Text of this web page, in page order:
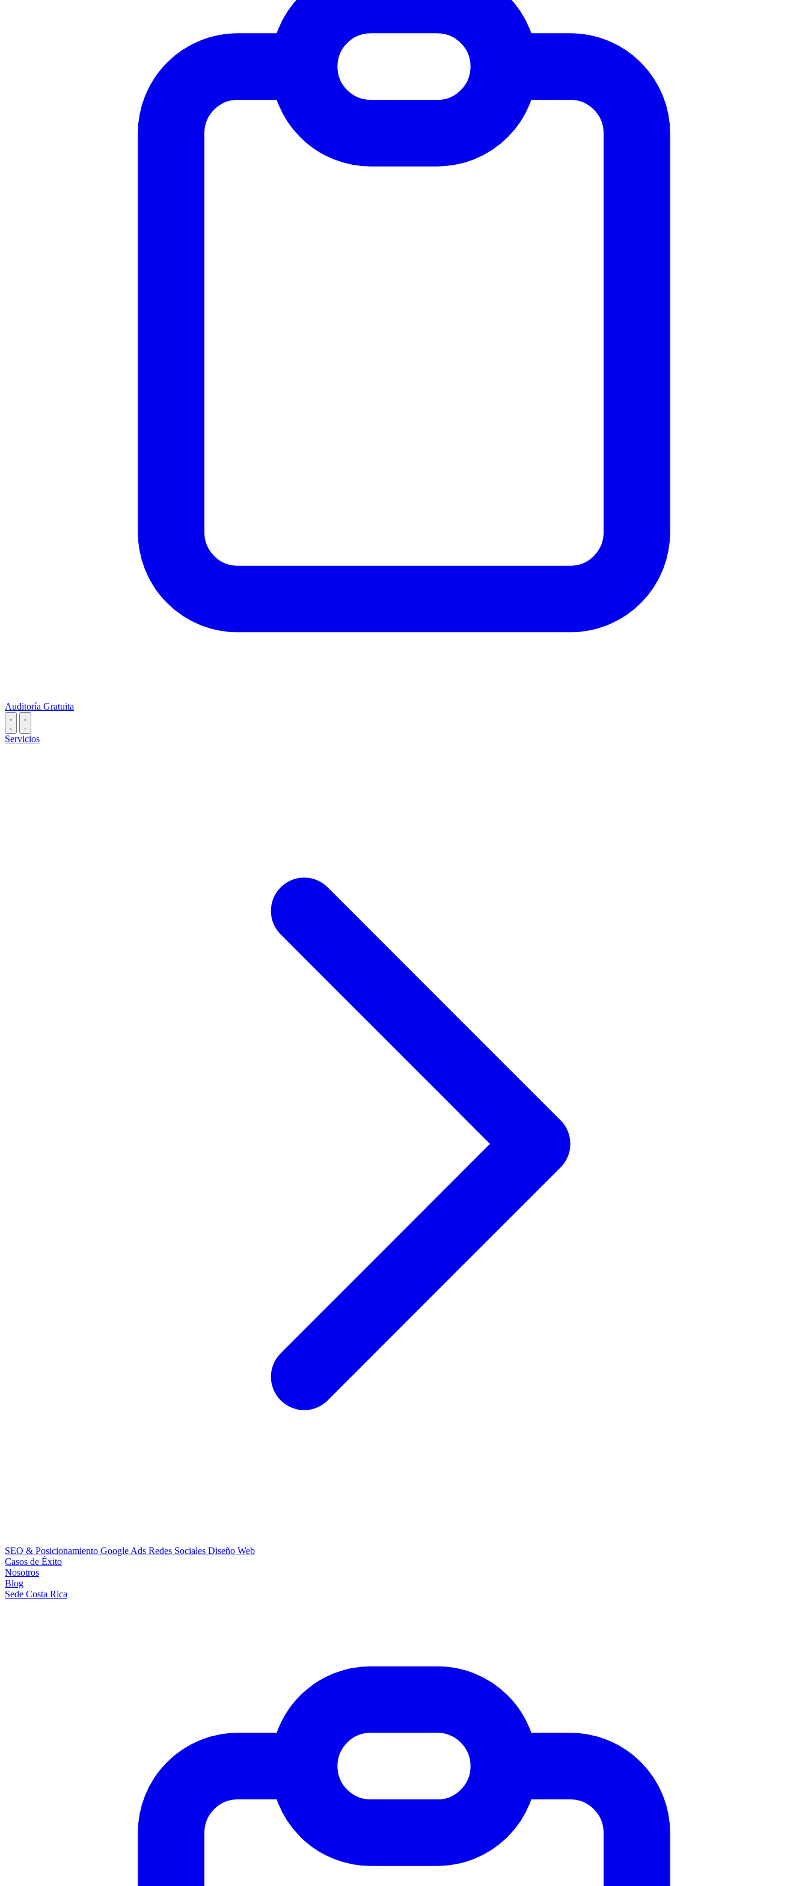
Auditoría Gratuita
Servicios
SEO & Posicionamiento Google Ads Redes Sociales Diseño Web
Casos de Éxito
Nosotros
Blog
Sede Costa Rica